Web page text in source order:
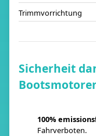
Trimmvorrichtung
Sicherheit
100%
Fahrverboten.